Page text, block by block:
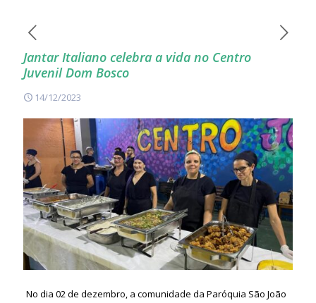
Jantar Italiano celebra a vida no Centro
Juvenil Dom Bosco
14/12/2023
No dia 02 de dezembro, a comunidade da Paróquia São João